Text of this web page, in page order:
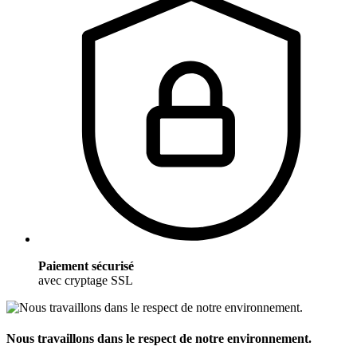
Paiement sécurisé
avec cryptage SSL
Nous travaillons dans le respect de notre environnement.